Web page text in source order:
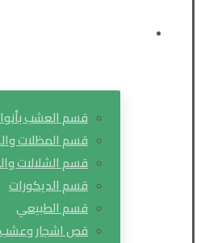
قسم العشب
قسم المظلات
قسم الشلالات
قسم الديكورات
قسم الطبيعي
قص اشجار وعشب